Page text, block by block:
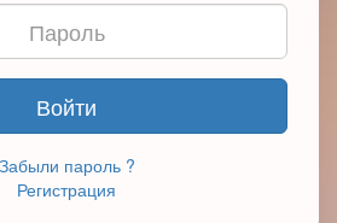
Войти
Забыли пароль ?
Регистрация